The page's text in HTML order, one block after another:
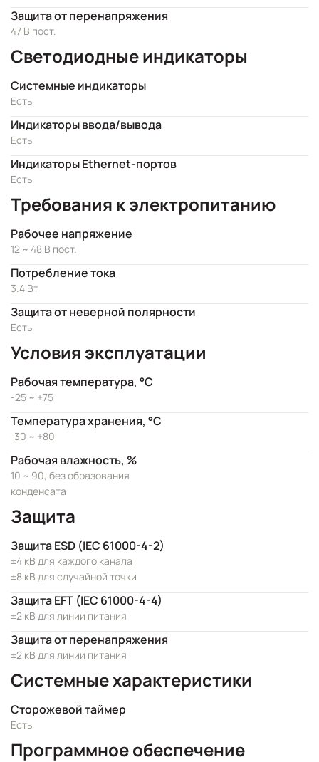
Защита от перенапряжения
47 В пост.
Светодиодные индикаторы
Системные индикаторы
Есть
Индикаторы ввода/вывода
Есть
Индикаторы Ethernet-портов
Есть
Требования к электропитанию
Рабочее напряжение
12 ~ 48 В пост.
Потребление тока
3.4 Вт
Защита от неверной полярности
Есть
Условия эксплуатации
Рабочая температура, °C
-25 ~ +75
Температура хранения, °C
-30 ~ +80
Рабочая влажность, %
10 ~ 90, без образования
конденсата
Защита
Защита ESD (IEC 61000-4-2)
±4 кВ для каждого канала
±8 кВ для случайной точки
Защита EFT (IEC 61000-4-4)
±2 кВ для линии питания
Защита от перенапряжения
±2 кВ для линии питания
Системные характеристики
Сторожевой таймер
Есть
Программное обеспечение